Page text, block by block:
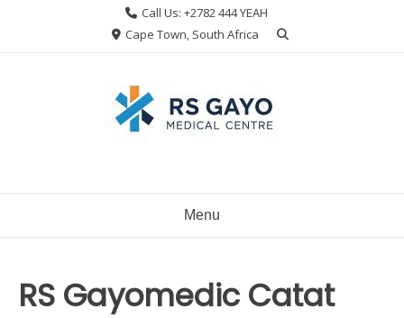
Call Us: +2782 444 YEAH
Cape Town, South Africa
Menu
RS Gayomedic Catat